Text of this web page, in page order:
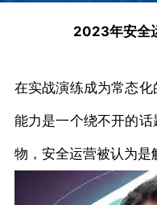
2023年安全
在实战演练成为常态
能力是一个绕不开的
物，安全运营被认为是